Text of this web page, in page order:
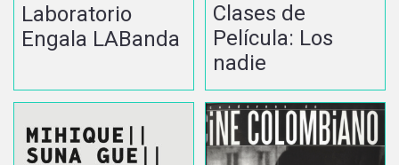
Laboratorio
Engala LABanda
Clases de
Película: Los
nadie